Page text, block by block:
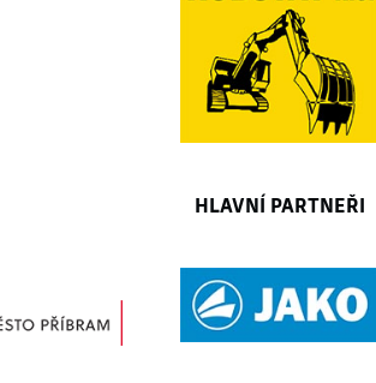
HLAVNÍ PARTNEŘI